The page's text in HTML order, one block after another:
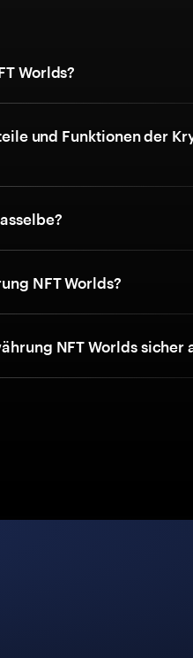
Worlds?
und Funktionen der
NFT Worlds?
NFT Worlds sicher